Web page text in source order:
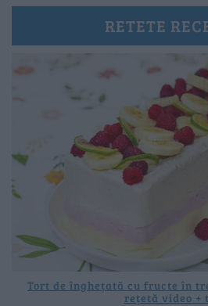
RETETE
Tort de înghețată cu fructe în
rețetă video +